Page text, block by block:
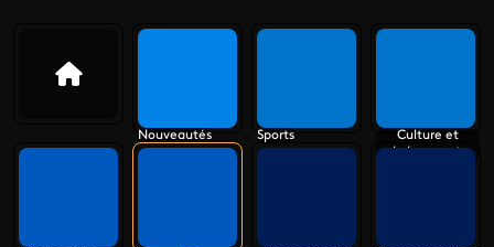
Nouveautés Sports
Culture et
événements